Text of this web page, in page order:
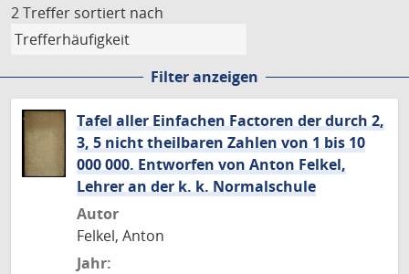
2 Treffer sortiert nach
Filter anzeigen
Tafel aller Einfachen Factoren der durch 2,
3, 5 nicht theilbaren Zahlen von 1 bis 10
000 000. Entworfen von Anton Felkel,
Lehrer an der k. k. Normalschule
Autor
Felkel, Anton
Jahr: